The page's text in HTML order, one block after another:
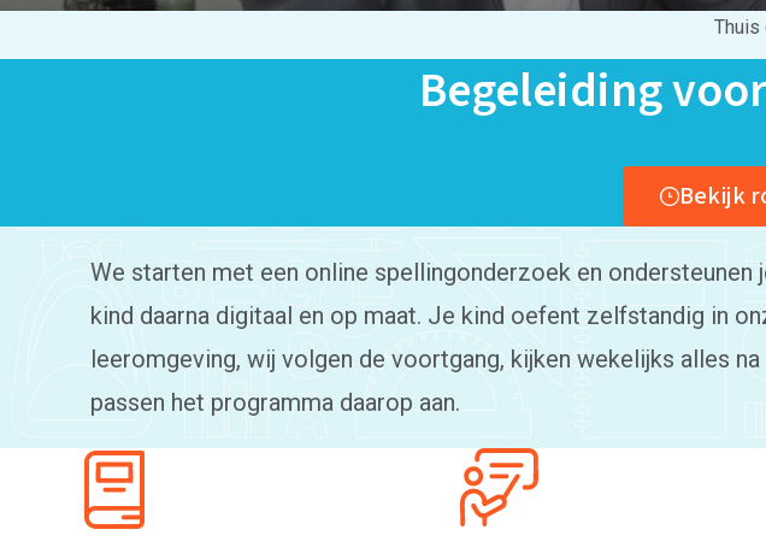
Thuis
Begeleiding
Bekijk
We starten met een online spellingonderzoek en ondersteunen
kind daarna digitaal en op maat. Je kind oefent zelfstandig in
leeromgeving, wij volgen de voortgang, kijken wekelijks alles na
passen het programma daarop aan.